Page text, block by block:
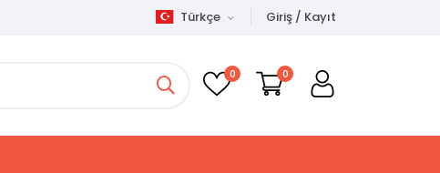
Türkçe Giriş / Kayıt
0 0